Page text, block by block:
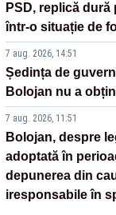
PSD, replică
într-o situație de
7 aug. 2026, 14:51
Ședința de
Bolojan nu a
7 aug. 2026, 11:51
Bolojan, despre
adoptată în
depunerea din
iresponsabile în